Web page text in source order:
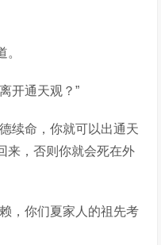
开通天观？”
续命，你就可以出通天
来，否则你就会死在外
，你们夏家人的祖先考